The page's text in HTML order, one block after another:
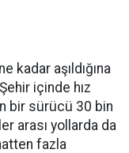
kadar aşıldığına
içinde hız
bir sürücü 30 bin
arası yollarda da
fazla